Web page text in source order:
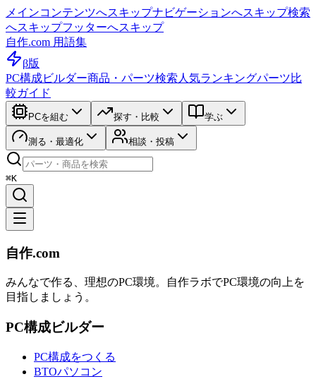
メインコンテンツへスキップナビゲーションへスキップ検索
へスキップフッターへスキップ
自作.com 用語集
β版
PC構成ビルダー商品・パーツ検索 人気ランキングパーツ比
較ガイド
PCを組む 探す・比較 学ぶ
測る・最適化 相談・投稿
⌘K
自作.com
みんなで作る、理想のPC環境。 自作ラボでPC環境の向上を
目指しましょう。
PC構成ビルダー
PC構成をつくる
BTOパソコン